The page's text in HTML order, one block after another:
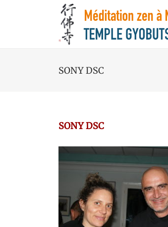
SONY DSC
SONY DSC